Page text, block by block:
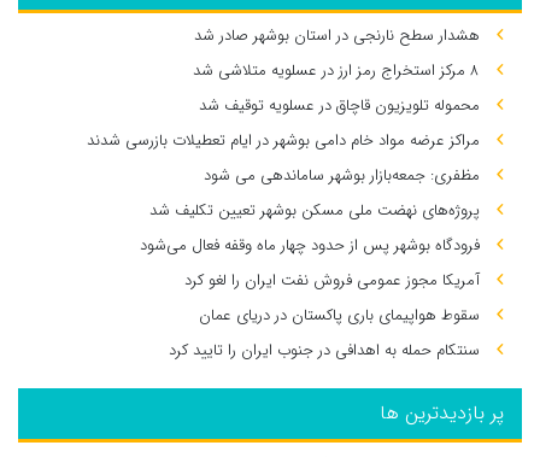
هشدار سطح نارنجی در استان بوشهر صادر شد
۸ مرکز استخراج رمز ارز در عسلویه متلاشی شد
محموله تلویزیون قاچاق در عسلویه توقیف شد
مراکز عرضه مواد خام دامی بوشهر در ایام تعطیلات بازرسی شدند
مظفری: جمعه‌بازار بوشهر ساماندهی می‌ شود
پروژه‌های نهضت ملی مسکن بوشهر تعیین تکلیف شد
فرودگاه بوشهر پس از حدود چهار ماه وقفه فعال می‌شود
آمریکا مجوز عمومی فروش نفت ایران را لغو کرد
سقوط هواپیمای باری پاکستان در دریای عمان
سنتکام حمله به اهدافی در جنوب ایران را تایید کرد
پر بازدیدترین ها